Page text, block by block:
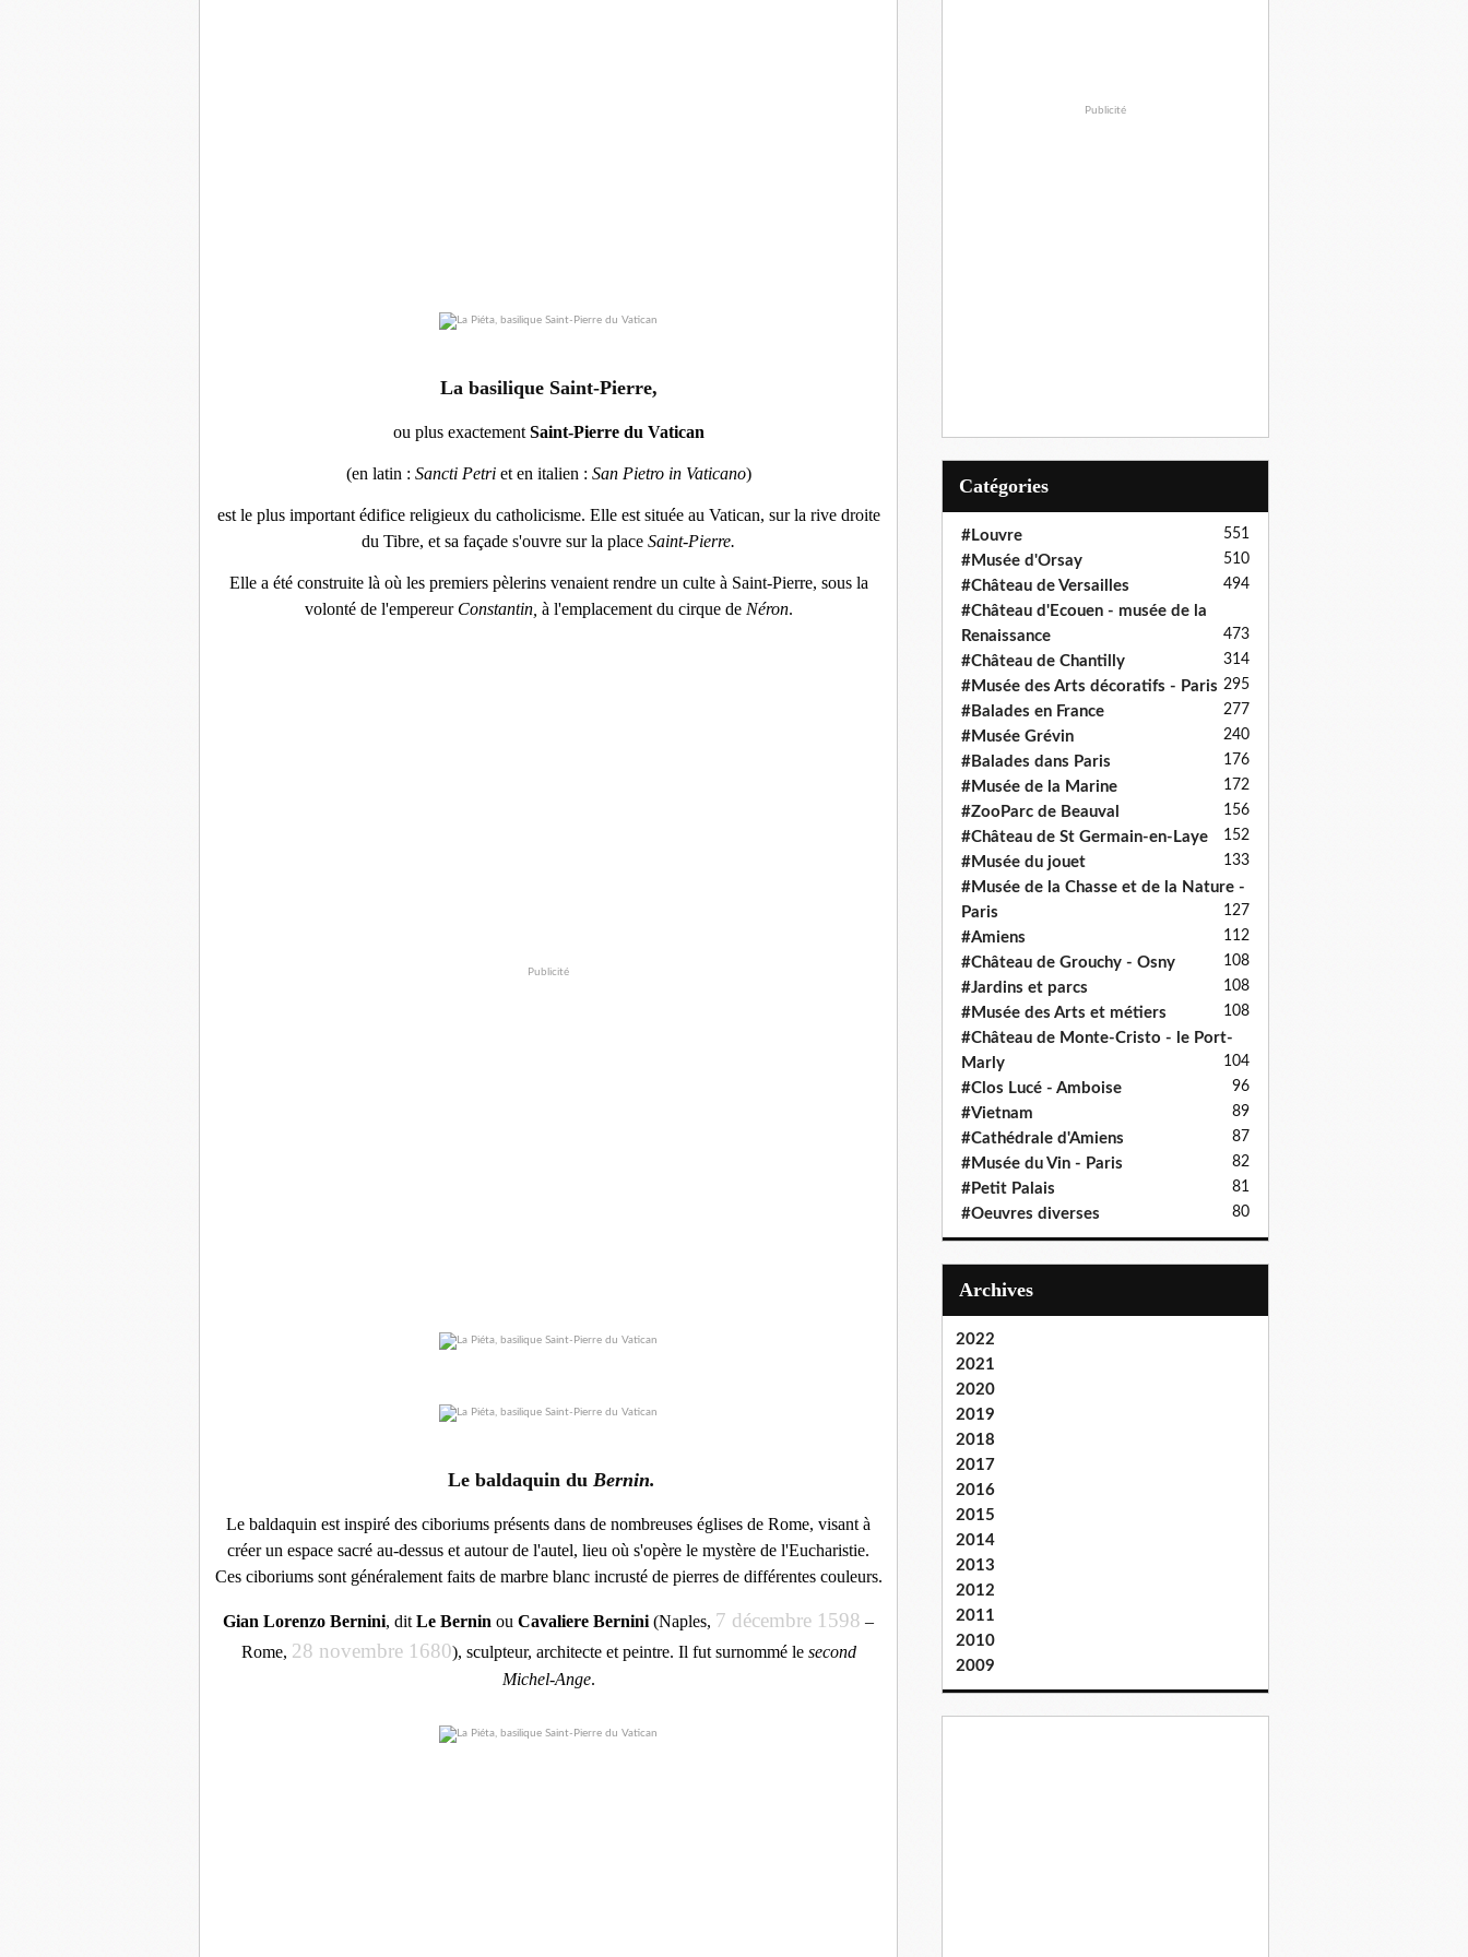
La basilique Saint-Pierre,
ou plus exactement Saint-Pierre du Vatican
(en latin : Sancti Petriet en italien : San Pietro in Vaticano)
est le plus important édifice religieux du catholicisme. Elle est située au Vatican, sur la rive droite
du Tibre, et sa façade s'ouvre sur la place Saint-Pierre.
Elle a été construite là où les premiers pèlerins venaient rendre un culte à Saint-Pierre, sous la
volonté de l'empereur Constantin, à l'emplacement du cirque de Néron.
Publicité
Le baldaquin du Bernin.
Le baldaquin est inspiré des ciboriums présents dans de nombreuses églises de Rome, visant à
créer un espace sacré au-dessus et autour de l'autel, lieu où s'opère le mystère de l'Eucharistie.
Ces ciboriums sont généralement faits de marbre blanc incrusté de pierres de différentes couleurs.
Gian Lorenzo Bernini, dit Le Bernin ou Cavaliere Bernini (Naples, 7 décembre 1598 –
Rome, 28 novembre 1680), sculpteur, architecteet peintre. Il fut surnommé le second
Michel-Ange.
Publicité
Catégories
#Louvre 551
#Musée d'Orsay 510
#Château de Versailles 494
#Château d'Ecouen - musée de la
Renaissance
473
#Château de Chantilly 314
#Musée des Arts décoratifs - Paris 295
#Balades en France 277
#Musée Grévin 240
#Balades dans Paris 176
#Musée de la Marine 172
#ZooParc de Beauval 156
#Château de St Germain-en-Laye 152
#Musée du jouet 133
#Musée de la Chasse et de la Nature -
Paris
127
#Amiens 112
#Château de Grouchy - Osny 108
#Jardins et parcs 108
#Musée des Arts et métiers 108
#Château de Monte-Cristo - le Port-
Marly
104
#Clos Lucé - Amboise 96
#Vietnam 89
#Cathédrale d'Amiens 87
#Musée du Vin - Paris 82
#Petit Palais 81
#Oeuvres diverses 80
Archives
2022
2021
2020
2019
2018
2017
2016
2015
2014
2013
2012
2011
2010
2009